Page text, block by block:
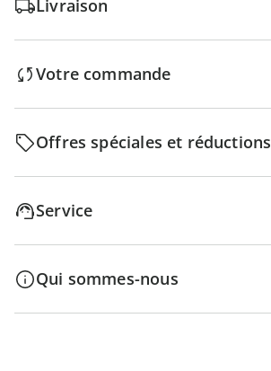
Livraison
Votre commande
Offres spéciales et réductions
Service
Qui sommes-nous